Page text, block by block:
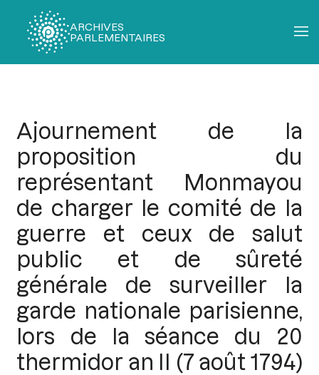
ARCHIVES
PARLEMENTAIRES
Ajournement de la
proposition du
représentant Monmayou
de charger le comité de la
guerre et ceux de salut
public et de sûreté
générale de surveiller la
garde nationale parisienne,
lors de la séance du 20
thermidor an II (7 août 1794)